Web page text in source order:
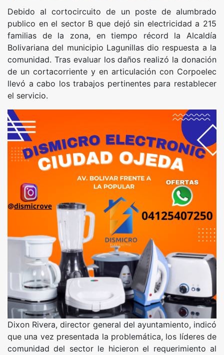
Debido al cortocircuito de un poste de alumbrado
publico en el sector B que dejó sin electricidad a 215
familias de la zona, en tiempo récord la Alcaldía
Bolivariana del municipio Lagunillas dio respuesta a la
comunidad. Tras evaluar los daños realizó la donación
de un cortacorriente y en articulación con Corpoelec
llevó a cabo los trabajos pertinentes para restablecer
el servicio.
Dixon Rivera, director general del ayuntamiento, indicó
que una vez presentada la problemática, los líderes de
comunidad del sector le hicieron el requerimiento al